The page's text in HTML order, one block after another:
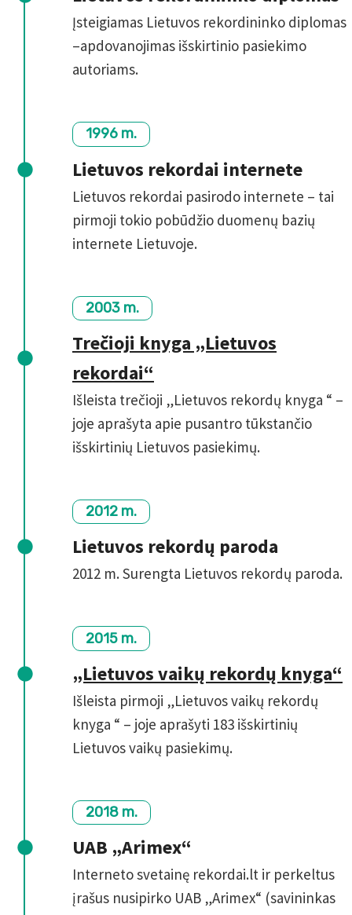
Įsteigiamas Lietuvos rekordininko diplomas
–apdovanojimas išskirtinio pasiekimo
autoriams.
1996 m.
Lietuvos rekordai internete
Lietuvos rekordai pasirodo internete – tai
pirmoji tokio pobūdžio duomenų bazių
internete Lietuvoje.
2003 m.
Trečioji knyga „Lietuvos
rekordai“
Išleista trečioji „Lietuvos rekordų knyga “ –
joje aprašyta apie pusantro tūkstančio
išskirtinių Lietuvos pasiekimų.
2012 m.
Lietuvos rekordų paroda
2012 m. Surengta Lietuvos rekordų paroda.
2015 m.
„Lietuvos vaikų rekordų knyga“
Išleista pirmoji „Lietuvos vaikų rekordų
knyga “ – joje aprašyti 183 išskirtinių
Lietuvos vaikų pasiekimų.
2018 m.
UAB „Arimex“
Interneto svetainę rekordai.lt ir perkeltus
įrašus nusipirko UAB „Arimex“ (savininkas